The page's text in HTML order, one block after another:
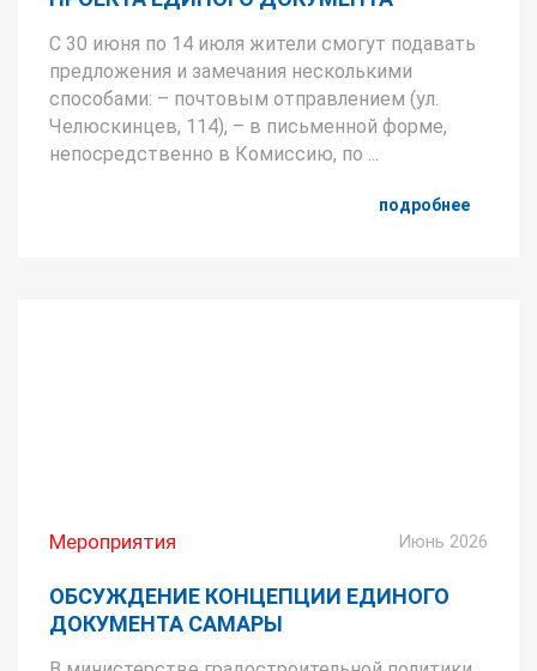
С 30 июня по 14 июля жители смогут подавать
предложения и замечания несколькими
способами: – почтовым отправлением (ул.
Челюскинцев, 114), – в письменной форме,
непосредственно в Комиссию, по ...
подробнее
Мероприятия Июнь 2026
ОБСУЖДЕНИЕ КОНЦЕПЦИИ ЕДИНОГО
ДОКУМЕНТА САМАРЫ